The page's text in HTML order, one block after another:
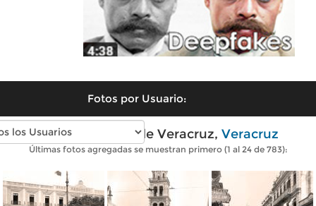
Fotos por Usuario:
Fotos antiguas de Veracruz, Veracruz
Últimas fotos agregadas se muestran primero (1 al 24 de 783):